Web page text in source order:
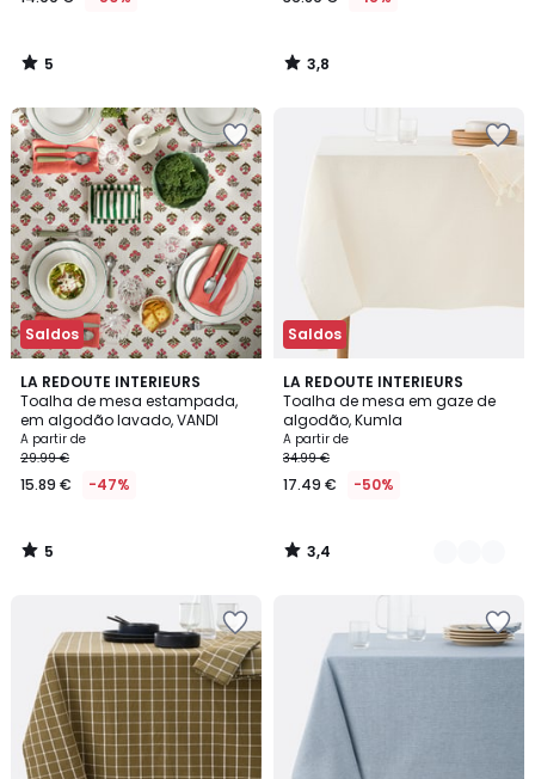
5
/
3,8
/
Saldos
LA REDOUTE INTERIEURS
Toalha de mesa estampada,
em algodão lavado, VANDI
A partir de
29.99 €
15.89 € -47%
5
/
5
5
/
Saldos
LA REDOUTE INTERIEURS
Toalha de mesa em gaze de
algodão, Kumla
A partir de
34.99 €
17.49 € -50%
3,4
/ 5
3
Cores
3,4
/